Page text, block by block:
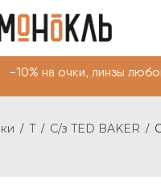
/ T / C/з TED BAKER /